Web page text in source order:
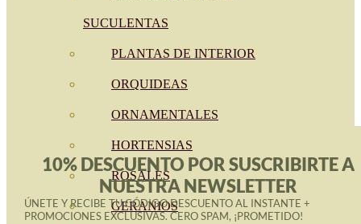
SUCULENTAS
PLANTAS DE INTERIOR
ORQUIDEAS
ORNAMENTALES
HORTENSIAS
ROSALES
GERANIOS
10% DESCUENTO POR SUSCRIBIRTE A
NUESTRA NEWSLETTER
ÚNETE Y RECIBE TU CÓDIGO DESCUENTO AL INSTANTE +
PROMOCIONES EXCLUSIVAS. CERO SPAM, ¡PROMETIDO!